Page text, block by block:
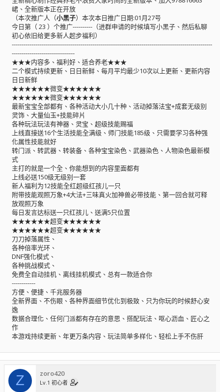
峮、全新版本正在开放
（本次推广人（小黑子）本次本日推广日期:01月27号
今日第（ 23 ）个推广----------（进群申请的时候填写小黑子、然后私聊
初心依旧给更多新人起步福利）
------------------------------------------------------------------------------------------------------
--------------------------------
★★★内容多、福利好、适合养老★★★
二个模式持续更新、日日新鲜、每月平均最少10次以上更新、更新内容
日日新鲜
★★★★★★微变★★★★★★
★★★★★★微变★★★★★★
最新宝宝全部都有、各种活动大小几十种、活动掉落法宝+成套无级别
灵饰、大量仙玉+技能碎片
各种玩法玩法有神器、灵宝、超级技能赐福
上线直接送16个生活技能全满级、师门技能185级、只需要学习各种强
化属性技能就好
转门派、转武器、转装备、各种宝宝染色、武器染色、人物染色最新模
式
主打的就是一个全、你能想到的内容里面都有
上线必送150级无级别一套
新人福利为12技能全红超级红孩儿一只
附带技能观照万象+4大法+三味真火加神兽必带技能、第一回合就可释
放观照万象
每日发言达标送一只红孩儿、送满5只位置
★★★★★★超变★★★★★★
★★★★★★超变★★★★★★
刀刀掉落属性、
各种倍率光环、
DNF强化模式、
各种挑战模式、
免费全自动挂机、离线挂机模式、总有一款适合你
------------
方便、便捷、千兆服务器
全新界面、不伤眼、各种界面细节优化到极致、只为你玩的时候舒心安
逸
数据合理化、任何门派都有存在的意思、搭配玩法、呕心沥血、匠心之
作
本游戏持续更新、年更万条内容、玩法简单多样化、轻松上手不伤肝
Z zoro420
Lv.1 初心者